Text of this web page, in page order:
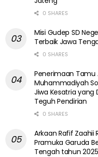
0 SHARES
Misi Gudep SD
Terbaik Jawa
0 SHARES
Penerimaan Tamu
Muhammadiyah
Jiwa Kesatria yang
Teguh Pendirian
0 SHARES
Arkaan Rafif Zaahii
Pramuka Garuda
Tengah tahun 2025